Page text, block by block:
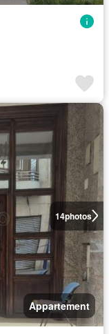
14photos
Appartement